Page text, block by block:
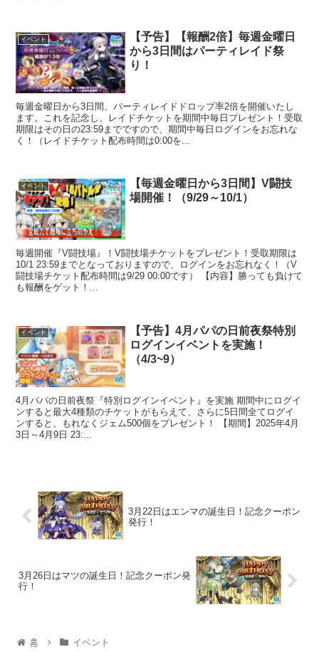
イベント
【予告】【報酬2倍】毎週金曜日
から3日間はパーティレイド祭
り！
毎週金曜日から3日間、パーティレイドドロップ率2倍を開催いたし
ます。これを記念し、レイドチケットを期間中毎日プレゼント！受取
期限はその日の23:59までですので、期間中毎日ログインをお忘れな
く！（レイドチケット配布時間は0:00を...
イベント
【毎週金曜日から3日間】V闘技
場開催！（9/29～10/1）
毎週開催『V闘技場』！V闘技場チケットをプレゼント！受取期限は
10/1 23:59までとなっておりますので、ログインをお忘れなく！（V
闘技場チケット配布時間は9/29 00:00です） 【内容】勝っても負けて
も報酬をゲット！...
イベント
【予告】4月パパの日前夜祭特別
ログインイベントを実施！
（4/3~9）
4月パパの日前夜祭『特別ログインイベント』を実施 期間中にログイ
ンすると最大4種類のチケットがもらえて、さらに5日間全てログイ
ンすると、もれなくジェム500個をプレゼント！ 【期間】2025年4月
3日～4月9日 23:...
3月22日はエンマの誕生日！記念クーポン
発行！
3月26日はマツの誕生日！記念クーポン発
行！
홈 イベント